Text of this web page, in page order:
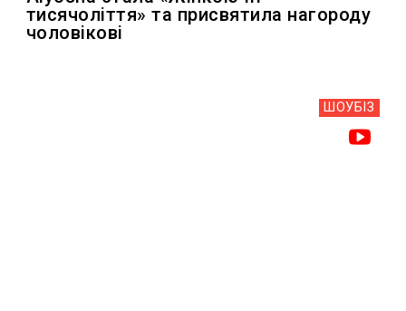
тисячоліття» та присвятила нагороду
чоловікові
ШОУБIЗ